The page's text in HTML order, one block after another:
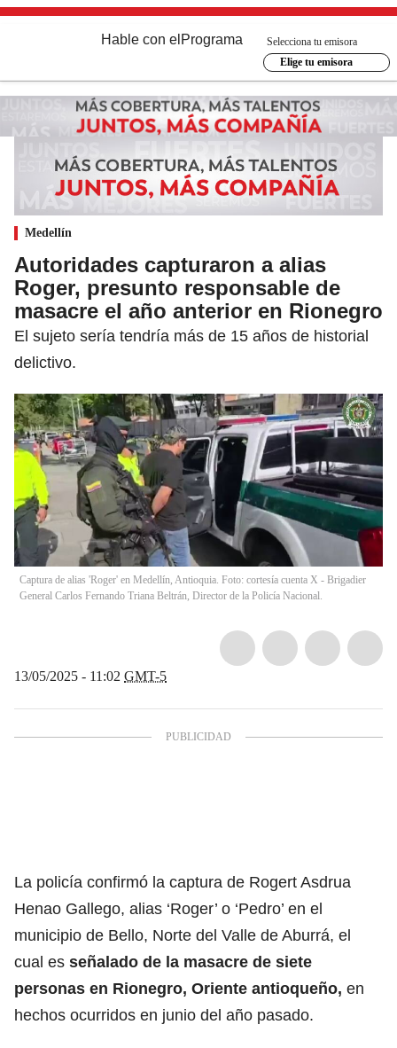
Hable con el Programa
Selecciona tu emisora
Elige tu emisora
Medellín
Autoridades capturaron a alias
Roger, presunto responsable de
masacre el año anterior en Rionegro
El sujeto sería tendría más de 15 años de historial
delictivo.
Captura de alias 'Roger' en Medellín, Antioquia. Foto: cortesía cuenta X - Brigadier
General Carlos Fernando Triana Beltrán, Director de la Policía Nacional.
13/05/2025 - 11:02 GMT-5
La policía confirmó la captura de Rogert Asdrua
Henao Gallego, alias ‘Roger’ o ‘Pedro’ en el
municipio de Bello, Norte del Valle de Aburrá, el
cual es señalado de la masacre de siete
personas en Rionegro, Oriente antioqueño, en
hechos ocurridos en junio del año pasado.